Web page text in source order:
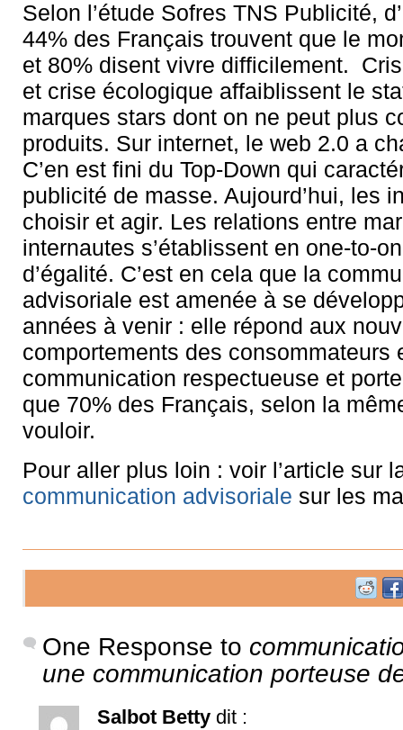
Selon l’étude Sofres TNS Publicité,
44% des Français trouvent que le
et 80% disent vivre difficilement.
et crise écologique affaiblissent le
marques stars dont on ne peut plus
produits. Sur internet, le web 2.0 a
C’en est fini du Top-Down qui
publicité de masse. Aujourd’hui, les
choisir et agir. Les relations entre
internautes s’établissent en one-to-
d’égalité. C’est en cela que la
advisoriale est amenée à se
années à venir : elle répond aux
comportements des consommateurs
communication respectueuse et
que 70% des Français, selon la
vouloir.
Pour aller plus loin : voir l’article sur
communication advisoriale sur les
One Response to
une communication porteuse
Salbot Betty dit :